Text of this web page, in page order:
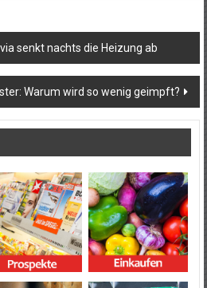
senkt nachts die Heizung ab
Warum wird so wenig geimpft?